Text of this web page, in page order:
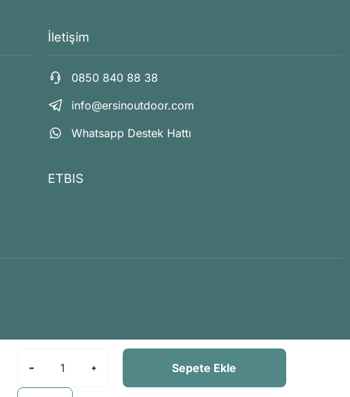
Sepete Ekle
İletişim
0850 840 88 38
info@ersinoutdoor.com
Whatsapp Destek Hattı
ETBIS